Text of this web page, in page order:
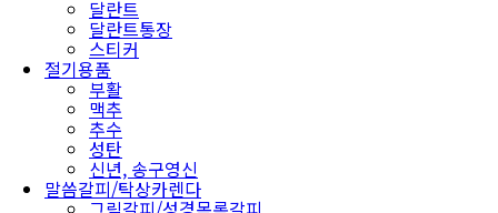
달란트
달란트통장
스티커
절기용품
부활
맥추
추수
성탄
신년, 송구영신
말씀갈피/탁상카렌다